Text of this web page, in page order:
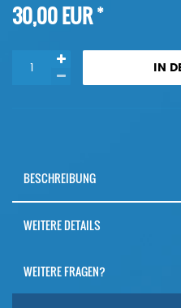
30,00 EUR*
IN
BESCHREIBUNG
WEITERE DETAILS
WEITERE FRAGEN?